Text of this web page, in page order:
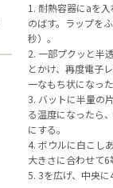
1. 耐熱容器にaを
のばす。ラップを
秒）。
2. 一部プクッと半
とかけ、再度電子
一なもち状になっ
3. バットに半量の
る温度になったら
にする。
4. ボウルに白こし
大きさに合わせて6
5. 3を広げ、中央に